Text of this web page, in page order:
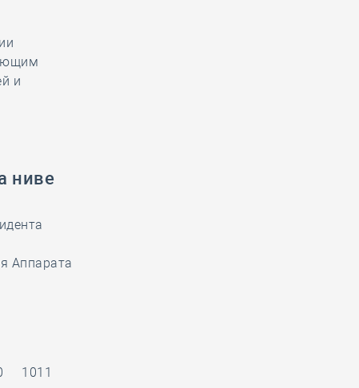
и
ниве
Аппарата
1011